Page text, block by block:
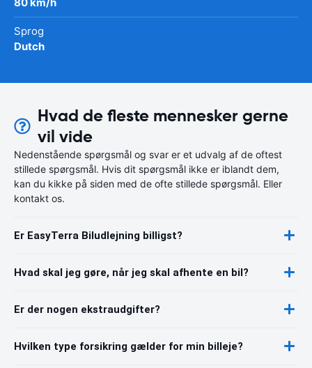
Sprog
Dutch
Hvad de fleste mennesker gerne
vil vide
Nedenstående spørgsmål og svar er et udvalg af de oftest
stillede spørgsmål. Hvis dit spørgsmål ikke er iblandt dem,
kan du kikke på siden med de ofte stillede spørgsmål. Eller
kontakt os.
Er EasyTerra Biludlejning billigst?
Hvad skal jeg gøre, når jeg skal afhente en bil?
Er der nogen ekstraudgifter?
Hvilken type forsikring gælder for min billeje?